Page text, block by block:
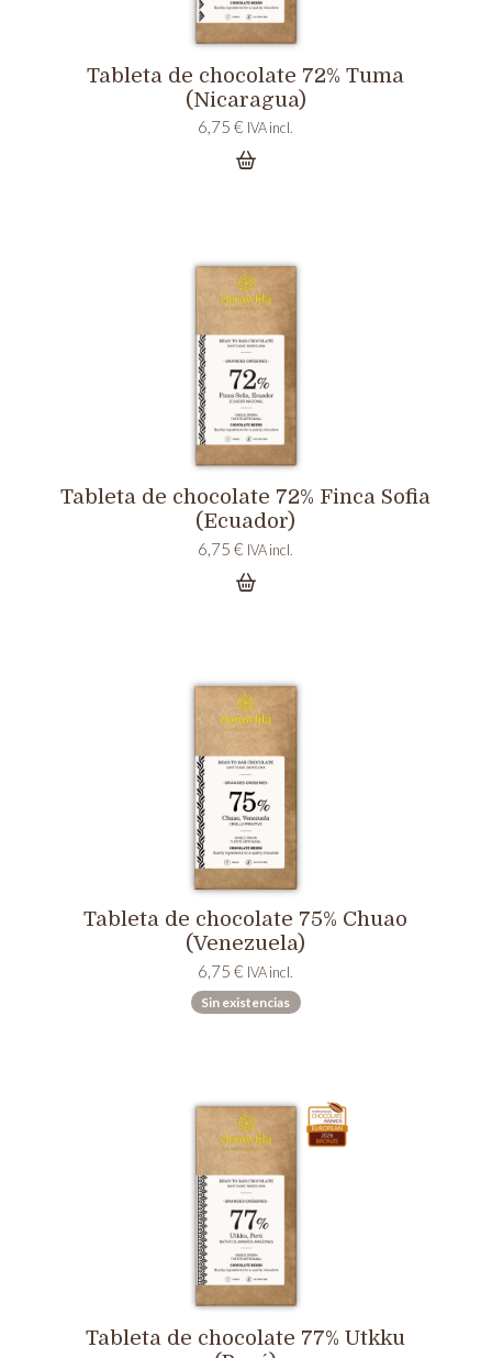
Tableta de chocolate 72% Tuma
(Nicaragua)
6,75€ IVA incl.
Tableta de chocolate 72% Finca Sofia
(Ecuador)
6,75€ IVA incl.
Tableta de chocolate 75% Chuao
(Venezuela)
6,75€ IVA incl.
Sin existencias
Tableta de chocolate 77% Utkku